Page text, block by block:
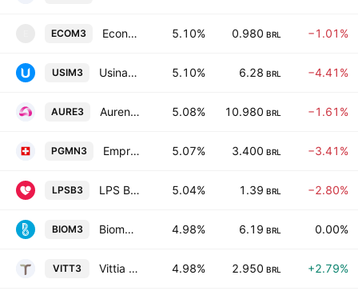
ECOM3 Economatica SA 5.10% 0.980 BRL −1.01%
USIM3 Usinas Siderurgicas de Minas Gerais SA-Usiminas 5.10% 6.28 BRL −4.41%
AURE3 Auren Energia SA 5.08% 10.980 BRL −1.61%
PGMN3 Empreendimentos Pague Menos SA 5.07% 3.400 BRL −3.41%
LPSB3 LPS Brasil-Consultoria de Imoveis SA 5.04% 1.39 BRL −2.80%
BIOM3 Biomm SA 4.98% 6.19 BRL 0.00%
VITT3 Vittia S.A. 4.98% 2.950 BRL +2.79%